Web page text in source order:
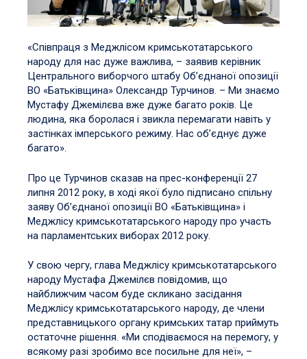
«Співпраця з Меджлісом кримськотатарського
народу для нас дуже важлива, – заявив керівник
Центрального виборчого штабу Об’єднаної опозиції
ВО «Батьківщина» Олександр Турчинов. – Ми знаємо
Мустафу Джемілєва вже дуже багато років. Це
людина, яка боролася і звикла перемагати навіть у
застінках імперського режиму. Нас об’єднує дуже
багато».
Про це Турчинов сказав на прес-конференції 27
липня 2012 року, в ході якої було підписано спільну
заяву Об’єднаної опозиції ВО «Батьківщина» і
Меджлісу кримськотатарського народу про участь
на парламентських виборах 2012 року.
У свою чергу, глава Меджлісу кримськотатарського
народу Мустафа Джемілєв повідомив, що
найближчим часом буде скликано засідання
Меджлісу кримськотатарського народу, де члени
представницького органу кримських татар приймуть
остаточне рішення. «Ми сподіваємося на перемогу, у
всякому разі зробимо все посильне для неї», –